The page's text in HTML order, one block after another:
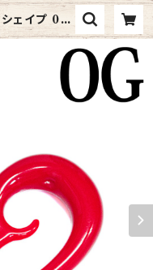
ェイプ 0G
4ages